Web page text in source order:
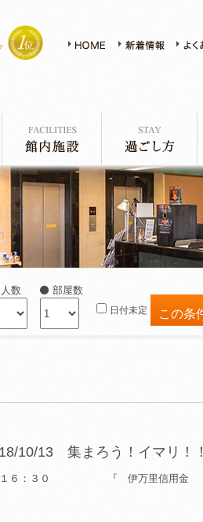
人数 部屋数
日付未定
10/13 集まろう！イマリ！！
０～１６：３０ 『 伊万里信用金